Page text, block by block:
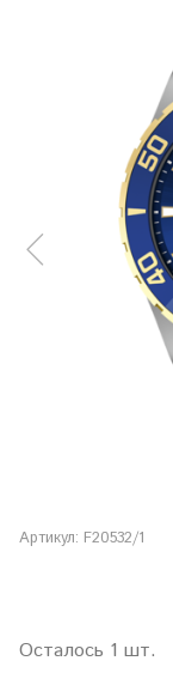
Артикул: F20532/1
Осталось 1 шт.